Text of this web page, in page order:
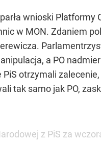
wnioski Platformy
w MON. Zdaniem
a PO
otrzymali
tak samo jak PO,
z PiS za